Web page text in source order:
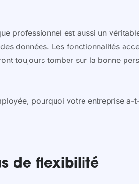
professionnel est aussi un
données. Les fonctionnalités
toujours tomber sur la bonne
pourquoi votre entreprise a-
de flexibilité